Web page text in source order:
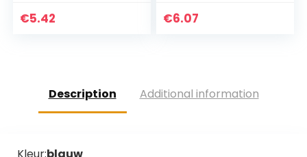
Antislipoppervlak –
€5.42 €6.07
Description Additional information
Kleur:blauw